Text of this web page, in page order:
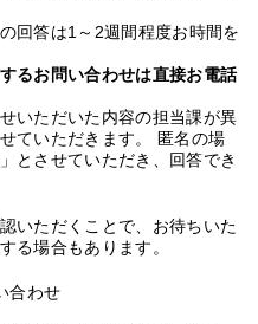
回答は1～2週間程度お時間を
るお問い合わせは直接お電話
いただいた内容の担当課が異
ていただきます。 匿名の場
とさせていただき、回答でき
認いただくことで、お待ちいた
る場合もあります。
合わせ